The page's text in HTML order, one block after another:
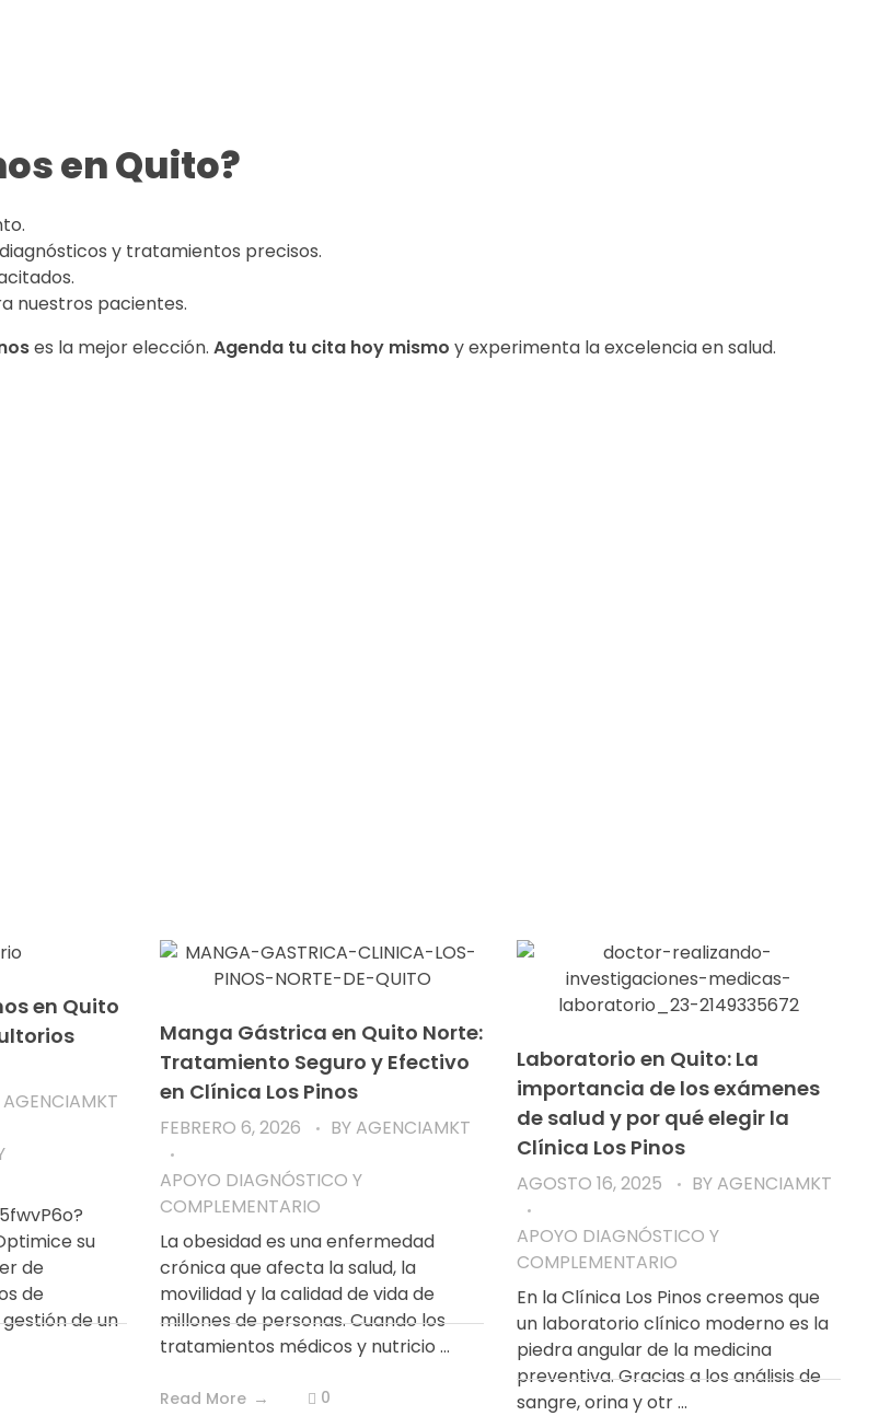
en Quito?
y tratamientos precisos.
nuestros pacientes.
es la mejor elección. Agenda tu cita hoy mismo y experimenta la excelencia en salud.
en Quito
AGENCIAMKT
su
de
de
de un
Manga Gástrica en Quito Norte:
Tratamiento Seguro y Efectivo
en Clínica Los Pinos
FEBRERO 6, 2026 BYAGENCIAMKT
APOYO DIAGNÓSTICO Y
COMPLEMENTARIO
La obesidad es una enfermedad
crónica que afecta la salud, la
movilidad y la calidad de vida de
millones de personas. Cuando los
tratamientos médicos y nutricio ...
Read More 0
Laboratorio en Quito: La
importancia de los exámenes
de salud y por qué elegir la
Clínica Los Pinos
AGOSTO 16, 2025 BYAGENCIAMKT
APOYO DIAGNÓSTICO Y
COMPLEMENTARIO
En la Clínica Los Pinos creemos que
un laboratorio clínico moderno es la
piedra angular de la medicina
preventiva. Gracias a los análisis de
sangre, orina y otr ...